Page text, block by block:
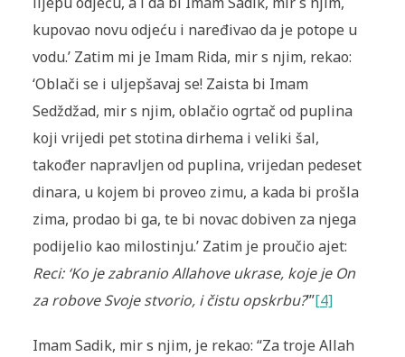
kupovao novu odjeću i naređivao da je potope u
vodu.’ Zatim mi je Imam Rida, mir s njim, rekao:
‘Oblači se i uljepšavaj se! Zaista bi Imam
Sedždžad, mir s njim, oblačio ogrtač od puplina
koji vrijedi pet stotina dirhema i veliki šal,
također napravljen od puplina, vrijedan pedeset
dinara, u kojem bi proveo zimu, a kada bi prošla
zima, prodao bi ga, te bi novac dobiven za njega
podijelio kao milostinju.’ Zatim je proučio ajet:
Reci: ‘Ko je zabranio Allahove ukrase, koje je On
za robove Svoje stvorio, i čistu opskrbu?’”[4]
Imam Sadik, mir s njim, je rekao: “Za troje Allah